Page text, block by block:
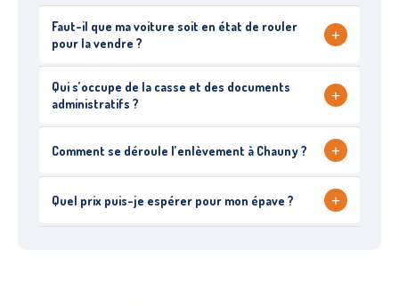
Faut-il que ma voiture soit en état de rouler
pour la vendre ?
+
Qui s’occupe de la casse et des documents
administratifs ?
+
Comment se déroule l’enlèvement à Chauny ? +
Quel prix puis-je espérer pour mon épave ? +